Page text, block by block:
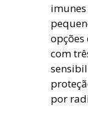
opções
com
por